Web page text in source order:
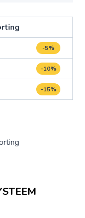
-5%
-10%
-15%